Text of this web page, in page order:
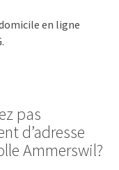
en ligne
pas
d’adresse
Ammerswil?